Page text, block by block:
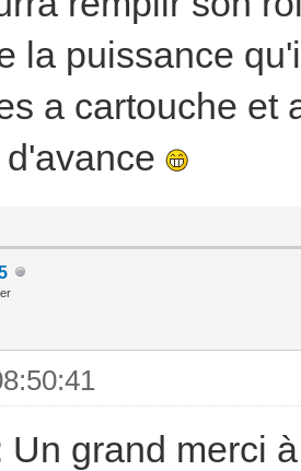
la puissance
a cartouche et
Un grand merci